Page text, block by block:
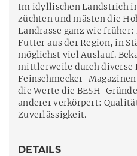
Im idyllischen Landstrich
züchten und mästen die
Landrasse ganz wie
Futter aus der Region, in
möglichst viel Auslauf.
mittlerweile durch diverse
Feinschmecker-
die Werte die BESH-
anderer verkörpert:
Zuverlässigkeit.
DETAILS